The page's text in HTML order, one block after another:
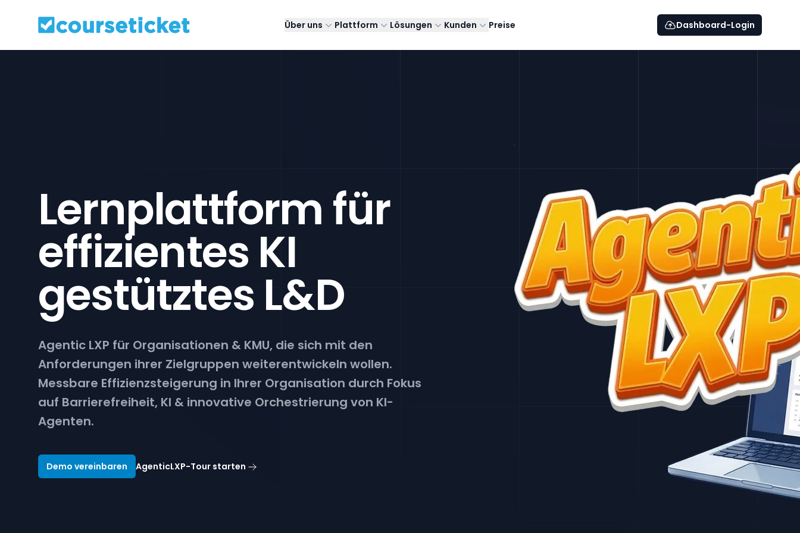
Default Über uns Plattform Lösungen Kunden Preise Dashboard-Login
Lernplattform für
effizientes KI
gestütztes L&D
Agentic LXP für Organisationen & KMU, die sich mit den
Anforderungen ihrer Zielgruppen weiterentwickeln wollen.
Messbare Effizienzsteigerung in Ihrer Organisation durch Fokus
auf Barrierefreiheit, KI & innovative Orchestrierung von KI-
Agenten.
Demo vereinbaren AgenticLXP-Tour starten